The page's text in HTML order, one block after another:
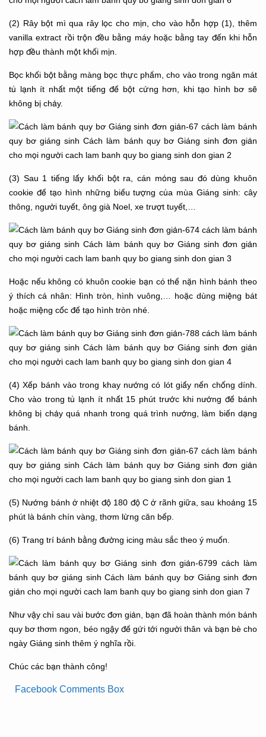
(2) Rây bột mì qua rây lọc cho mịn, cho vào hỗn hợp (1), thêm
vanilla extract rồi trộn đều bằng máy hoặc bằng tay đến khi hỗn
hợp đều thành một khối mịn.
Bọc khối bột bằng màng bọc thực phẩm, cho vào trong ngăn mát
tủ lạnh ít nhất một tiếng để bột cứng hơn, khi tạo hình bơ sẽ
không bị chảy.
(3) Sau 1 tiếng lấy khối bột ra, cán mỏng sau đó dùng khuôn
cookie để tạo hình những biểu tượng của mùa Giáng sinh: cây
thông, người tuyết, ông già Noel, xe trượt tuyết,…
Hoặc nếu không có khuôn cookie bạn có thể nặn hình bánh theo
ý thích cá nhân: Hình tròn, hình vuông,… hoặc dùng miệng bát
hoặc miệng cốc để tạo hình tròn nhé.
(4) Xếp bánh vào trong khay nướng có lót giấy nến chống dính.
Cho vào trong tủ lạnh ít nhất 15 phút trước khi nướng để bánh
không bị chảy quá nhanh trong quá trình nướng, làm biến dạng
bánh.
(5) Nướng bánh ở nhiệt độ 180 độ C ở rãnh giữa, sau khoảng 15
phút là bánh chín vàng, thơm lừng căn bếp.
(6) Trang trí bánh bằng đường icing màu sắc theo ý muốn.
Như vậy chỉ sau vài bước đơn giản, bạn đã hoàn thành món bánh
quy bơ thơm ngon, béo ngậy để gửi tới người thân và bạn bè cho
ngày Giáng sinh thêm ý nghĩa rồi.
Chúc các bạn thành công!
Facebook Comments Box